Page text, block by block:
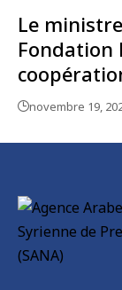
Le
Fondation
novembre 19,